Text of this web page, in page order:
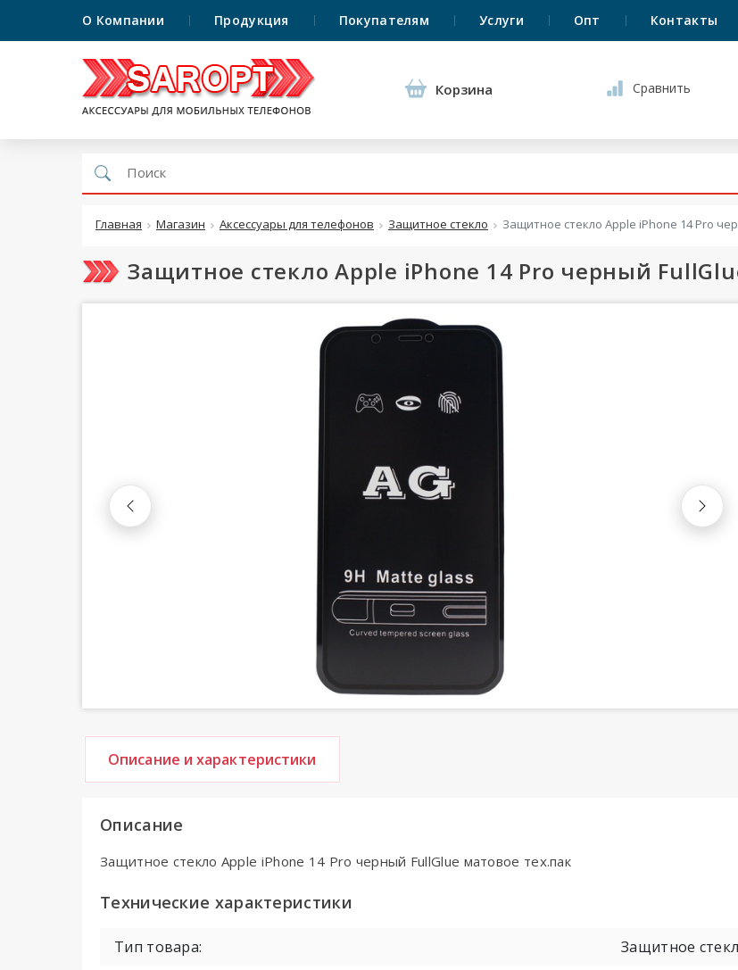
О Компании Продукция Покупателям Услуги Опт Контакты
Корзина Сравнить
Главная Магазин Аксессуары для телефонов Защитное стекло Защитное стекло Apple iPhone 14 Pro
Защитное стекло Apple iPhone 14 Pro черный
Описание и характеристики
Описание
Защитное стекло Apple iPhone 14 Pro черный FullGlue матовое тех.пак
Технические характеристики
Тип товара:
Защитное